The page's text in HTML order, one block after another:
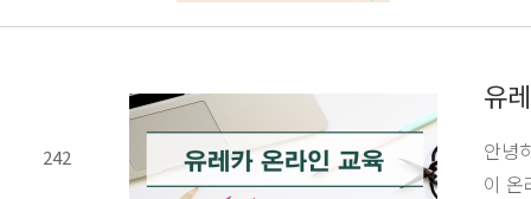
242
유
안녕
이